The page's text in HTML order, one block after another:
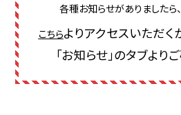
各種お知らせがありましたら
こちらよりアクセスいただく
「お知らせ」のタブより